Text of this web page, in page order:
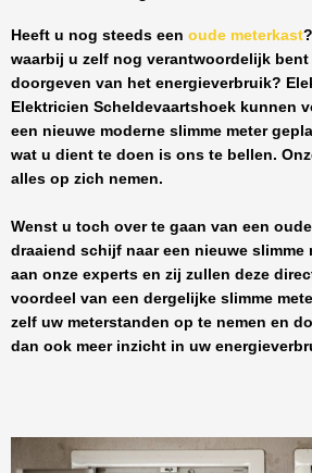
Heeft u nog steeds een oude meterkast
waarbij u zelf nog verantwoordelijk
doorgeven van het energieverbruik?
Elektricien Scheldevaartshoek kunnen
een nieuwe moderne slimme meter
wat u dient te doen is ons te bellen.
alles op zich nemen.
Wenst u toch over te gaan van een
draaiend schijf naar een nieuwe slimme
aan onze experts en zij zullen deze
voordeel van een dergelijke slimme
zelf uw meterstanden op te nemen en
dan ook meer inzicht in uw